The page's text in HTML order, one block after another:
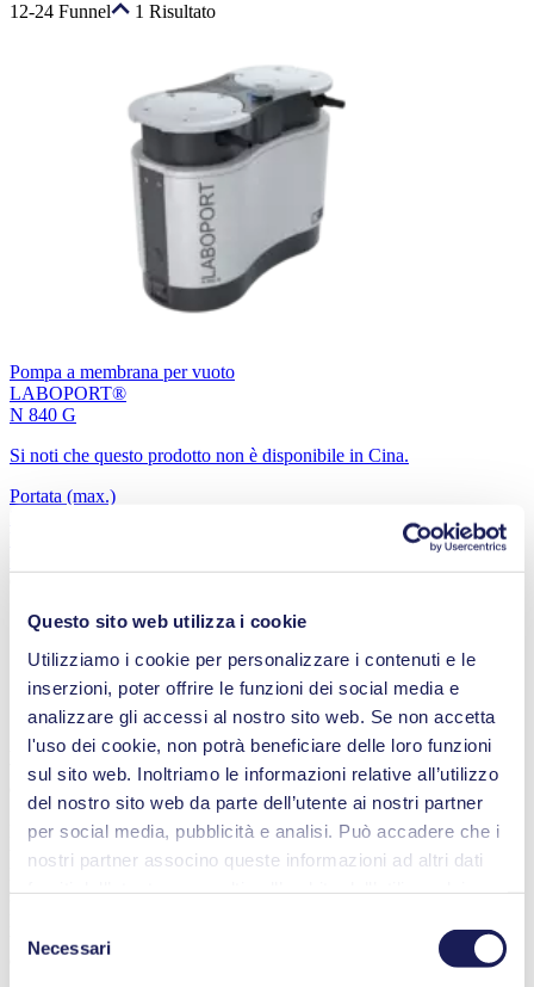
Questo sito web utilizza i cookie
Utilizziamo i cookie per personalizzare i contenuti e le
inserzioni, poter offrire le funzioni dei social media e
analizzare gli accessi al nostro sito web. Se non accetta
l'uso dei cookie, non potrà beneficiare delle loro funzioni
sul sito web. Inoltriamo le informazioni relative all’utilizzo
del nostro sito web da parte dell’utente ai nostri partner
per social media, pubblicità e analisi. Può accadere che i
nostri partner associno queste informazioni ad altri dati
qualsiasi momento facendo clic su “Cookies” alla fine del
delNecessari
12-24 Funnel
1 Risultato
Pompa a membrana per vuoto
LABOPORT®
N 840 G
Si noti che questo prodotto non è disponibile in Cina.
Portata (max.)
Conoscere il processo di filtrazione
A differenza della semplice filtrazione gravimetrica, una pompa per
vuoto crea un differenziale di pressione per attirare più
L'efficienza della filtrazione sotto vuoto può essere influenzata da
una serie di fattori, tra cui la porosità del filtro, la viscosità del
liquido da filtrare e il tipo di particelle da rimuovere. Quando si
sceglie una pompa per vuoto, è importante considerare il volume del
troppo scarso allungherà i tempi del processo, mentre un vuoto
eccessivo potrebbe causare lo strappo o il collasso del filtro.